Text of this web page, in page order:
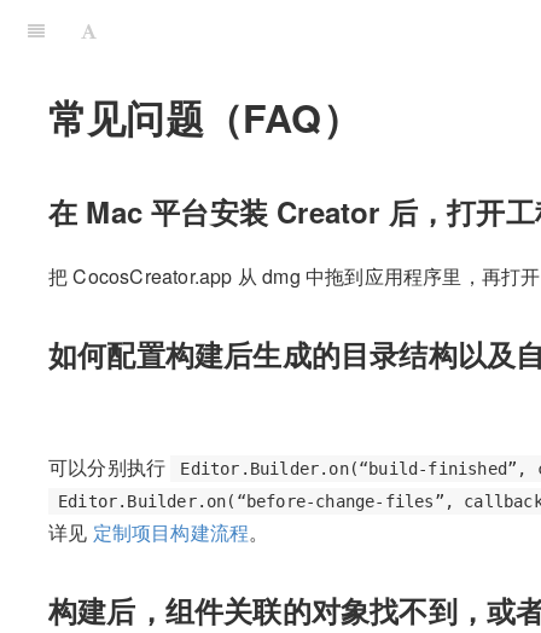
常见问题（FAQ）
在 Mac 平台安装 Creator 后，打开
把 CocosCreator.app 从 dmg 中拖到应用程序里，再打
如何配置构建后生成的目录结构以及
可以分别执行
Editor.Builder.on(“build-finished”,
Editor.Builder.on(“before-change-files”,
详见 定制项目构建流程。
构建后，组件关联的对象找不到，或